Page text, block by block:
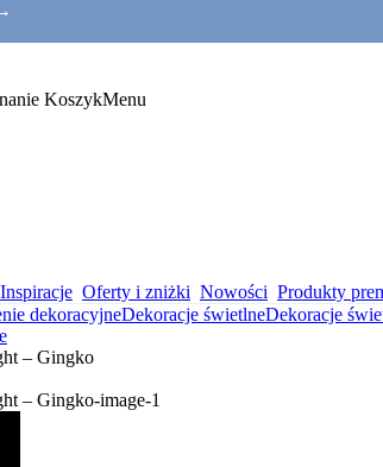
KoszykMenu
Inspiracje Oferty i zniżki Nowości Produkty
dekoracyjneDekoracje świetlneDekoracje